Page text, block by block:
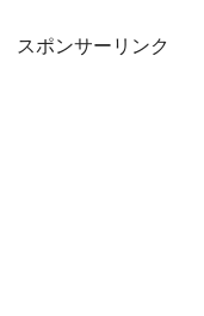
除く。お得なま...
スポンサーリンク